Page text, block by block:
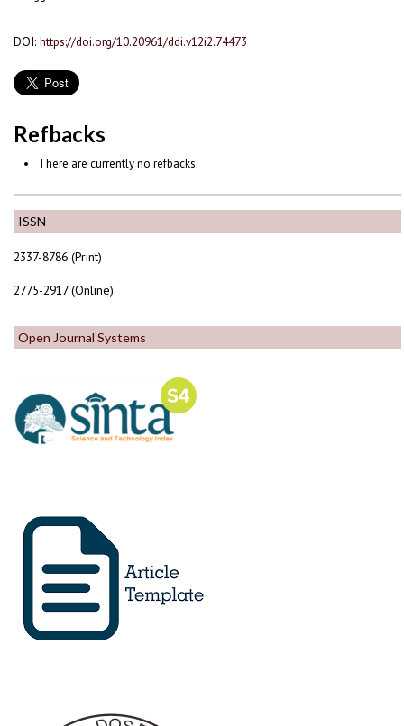
ISSN
2337-8786 (Print)
2775-2917 (Online)
Open Journal Systems
DOI: https://doi.org/10.20961/ddi.v12i2.74473
Refbacks
There are currently no refbacks.